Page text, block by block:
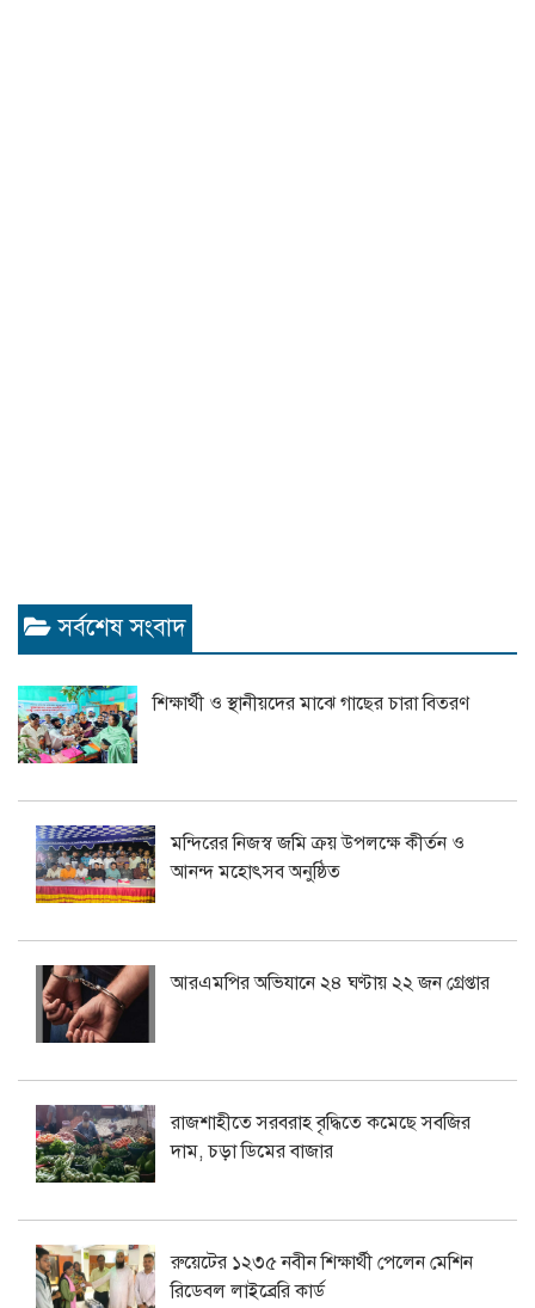
সর্বশেষ সংবাদ
শিক্ষার্থী ও স্থানীয়দের মাঝে গাছের চারা বিতরণ
মন্দিরের নিজস্ব জমি ক্রয় উপলক্ষে কীর্তন ও
আনন্দ মহোৎসব অনুষ্ঠিত
আরএমপির অভিযানে ২৪ ঘণ্টায় ২২ জন গ্রেপ্তার
রাজশাহীতে সরবরাহ বৃদ্ধিতে কমেছে সবজির
দাম, চড়া ডিমের বাজার
রুয়েটের ১২৩৫ নবীন শিক্ষার্থী পেলেন মেশিন
রিডেবল লাইব্রেরি কার্ড